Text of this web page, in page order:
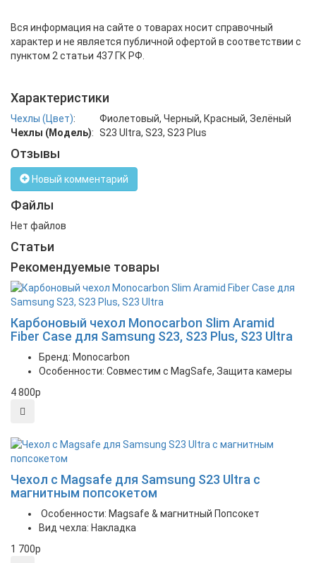
Вся информация на сайте о товарах носит справочный
характер и не является публичной офертой в соответствии с
пунктом 2 статьи 437 ГК РФ.
Характеристики
Чехлы (Цвет):
Фиолетовый, Черный, Красный, Зелёный
Чехлы (Модель): S23 Ultra, S23, S23 Plus
Отзывы
Новый комментарий
Файлы
Нет файлов
Статьи
Рекомендуемые товары
Карбоновый чехол Monocarbon Slim Aramid
Fiber Case для Samsung S23, S23 Plus, S23 Ultra
Бренд: Monocarbon
Особенности: Совместим с MagSafe, Защита камеры
4 800p
Чехол c Magsafe для Samsung S23 Ultra с
магнитным попсокетом
Особенности: Magsafe & магнитный Попсокет
Вид чехла: Накладка
1 700p